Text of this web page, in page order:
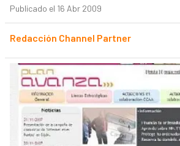
Publicado el 16 Abr 2009
Redacción Channel Partner